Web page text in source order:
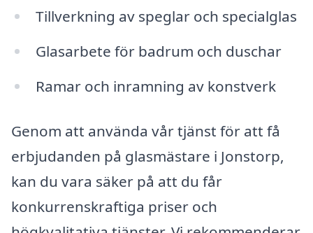
Tillverkning av speglar och specialglas
Glasarbete för badrum och duschar
Ramar och inramning av konstverk
Genom att använda vår tjänst för att få
erbjudanden på glasmästare i Jonstorp,
kan du vara säker på att du får
konkurrenskraftiga priser och